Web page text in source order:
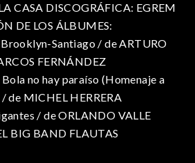
CASA DISCOGRÁFICA: EGREM
DE LOS ÁLBUMES:
Santiago / de ARTURO
FERNÁNDEZ
no hay paraíso (Homenaje a
de MICHEL HERRERA
/ de ORLANDO VALLE
BIG BAND FLAUTAS